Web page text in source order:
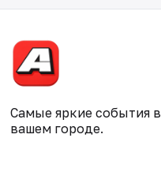
Самые яркие события в
вашем городе.